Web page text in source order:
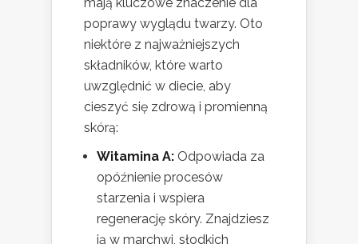
poprawy wyglądu twarzy. Oto
niektóre z najważniejszych
składników, które warto
uwzględnić w diecie, aby
cieszyć się zdrową i promienną
skórą:
Witamina A: Odpowiada za
opóźnienie procesów
starzenia i wspiera
regenerację skóry. Znajdziesz
ją w marchwi, słodkich